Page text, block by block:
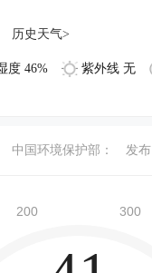
历史天气>
度 46% 紫外线 无
中国环境保护部： 发布